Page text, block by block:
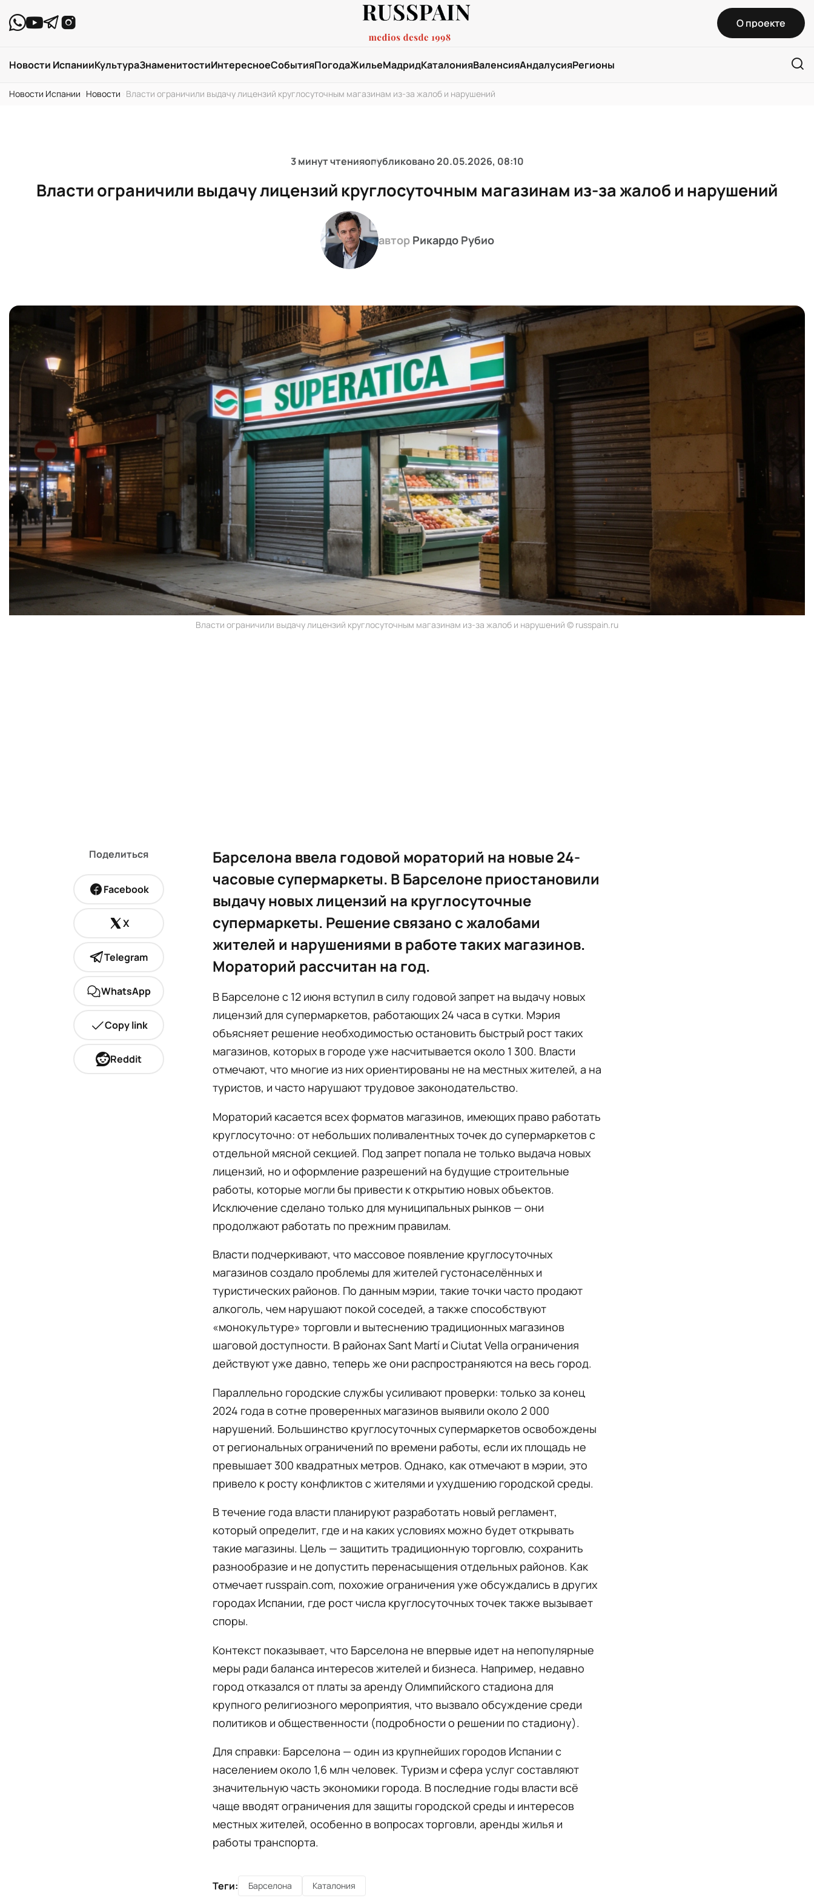
О проекте
Новости ИспанииКультураЗнаменитостиИнтересноеСобытияПогодаЖильеМадридКаталонияВаленсияАндалусияРегионы
Новости Испании Новости Власти ограничили выдачу лицензий круглосуточным магазинам из-за жалоб и нарушений
3 минут чтенияопубликовано20.05.2026, 08:10
Власти ограничили выдачу лицензий круглосуточным магазинам из-за жалоб и нарушений
автор Рикардо Рубио
Власти ограничили выдачу лицензий круглосуточным магазинам из-за жалоб и нарушений © russpain.ru
Поделиться
Facebook
X
Telegram
WhatsApp
Copy link
Reddit
Барселона ввела годовой мораторий на новые 24-
часовые супермаркеты. В Барселоне приостановили
выдачу новых лицензий на круглосуточные
супермаркеты. Решение связано с жалобами
жителей и нарушениями в работе таких магазинов.
Мораторий рассчитан на год.
В Барселоне с 12 июня вступил в силу годовой запрет на выдачу новых
лицензий для супермаркетов, работающих 24 часа в сутки. Мэрия
объясняет решение необходимостью остановить быстрый рост таких
магазинов, которых в городе уже насчитывается около 1 300. Власти
отмечают, что многие из них ориентированы не на местных жителей, а на
туристов, и часто нарушают трудовое законодательство.
Мораторий касается всех форматов магазинов, имеющих право работать
круглосуточно: от небольших поливалентных точек до супермаркетов с
отдельной мясной секцией. Под запрет попала не только выдача новых
лицензий, но и оформление разрешений на будущие строительные
работы, которые могли бы привести к открытию новых объектов.
Исключение сделано только для муниципальных рынков — они
продолжают работать по прежним правилам.
Власти подчеркивают, что массовое появление круглосуточных
магазинов создало проблемы для жителей густонаселённых и
туристических районов. По данным мэрии, такие точки часто продают
алкоголь, чем нарушают покой соседей, а также способствуют
«монокультуре» торговли и вытеснению традиционных магазинов
шаговой доступности. В районах Sant Martí и Ciutat Vella ограничения
действуют уже давно, теперь же они распространяются на весь город.
Параллельно городские службы усиливают проверки: только за конец
2024 года в сотне проверенных магазинов выявили около 2 000
нарушений. Большинство круглосуточных супермаркетов освобождены
от региональных ограничений по времени работы, если их площадь не
превышает 300 квадратных метров. Однако, как отмечают в мэрии, это
привело к росту конфликтов с жителями и ухудшению городской среды.
В течение года власти планируют разработать новый регламент,
который определит, где и на каких условиях можно будет открывать
такие магазины. Цель — защитить традиционную торговлю, сохранить
разнообразие и не допустить перенасыщения отдельных районов. Как
отмечает russpain.com, похожие ограничения уже обсуждались в других
городах Испании, где рост числа круглосуточных точек также вызывает
споры.
Контекст показывает, что Барселона не впервые идет на непопулярные
меры ради баланса интересов жителей и бизнеса. Например, недавно
город отказался от платы за аренду Олимпийского стадиона для
крупного религиозного мероприятия, что вызвало обсуждение среди
политиков и общественности (подробности о решении по стадиону).
Для справки: Барселона — один из крупнейших городов Испании с
населением около 1,6 млн человек. Туризм и сфера услуг составляют
значительную часть экономики города. В последние годы власти всё
чаще вводят ограничения для защиты городской среды и интересов
местных жителей, особенно в вопросах торговли, аренды жилья и
работы транспорта.
Теги: Барселона Каталония